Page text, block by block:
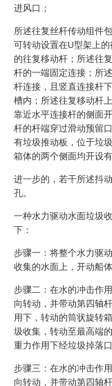
进风口；
所述往复丝杆传动组件
可转动设置在U型架上
的往复移动杆；所述往
杆的一端固定连接；所
杆连接，且竖直连接杆
槽内；所述往复移动杆
靠近水平连接杆的侧面
杆的杆端穿过滑动预留
有垃圾推动板，位于垃
箱体的两个侧面均开设
进一步的，若干所述抖
孔。
一种水力驱动水面垃圾
下：
步骤一：将整个水力驱
收集的水面上，开动船
步骤二：在水的冲击作
向转动，并带动第四轴
用下，转动的筒状旋转
圾收集，转动至最高端
重力作用下经垃圾掉落
步骤三：在水的冲击作
向转动，并带动第四轴